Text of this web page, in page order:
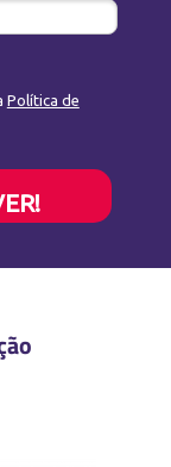
Política de